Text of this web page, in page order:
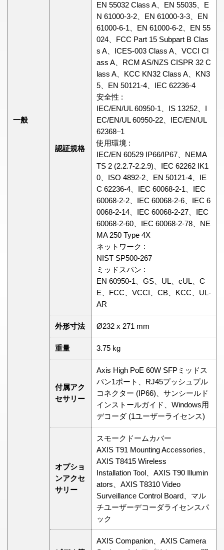
一般
認証規格
EN 55032 Class A、EN 55035、E
N 61000-3-2、EN 61000-3-3、EN
61000-6-1、EN 61000-6-2、EN 55
024、FCC Part 15 Subpart B Clas
s A、ICES-003 Class A、VCCI Cl
ass A、RCM AS/NZS CISPR 32 C
lass A、KCC KN32 Class A、KN3
5、EN 50121-4、IEC 62236-4
安全性 :
IEC/EN/UL 60950-1、IS 13252、I
EC/EN/UL 60950-22、IEC/EN/UL
62368‒1
使用環境 :
IEC/EN 60529 IP66/IP67、NEMA
TS 2 (2.2.7-2.2.9)、IEC 62262 IK1
0、ISO 4892-2、EN 50121-4、IE
C 62236-4、IEC 60068-2-1、IEC
60068-2-2、IEC 60068-2-6、IEC 6
0068-2-14、IEC 60068-2-27、IEC
60068-2-60、IEC 60068-2-78、NE
MA 250 Type 4X
ネットワーク :
NIST SP500-267
ミッドスパン :
EN 60950-1、GS、UL、cUL、C
E、FCC、VCCI、CB、KCC、UL-
AR
外形寸法 Ø232 x 271 mm
重量 3.75 kg
付属アク
セサリー
Axis High PoE 60W SFPミッドス
パン1ポート、RJ45プッシュプル
コネクター (IP66)、サンシールド
インストールガイド、Windows用
デコーダ (1ユーザーライセンス)
オプショ
ンアクセ
サリー
スモークドームカバー
AXIS T91 Mounting Accessories、
AXIS T8415 Wireless
Installation Tool、AXIS T90 Illumin
ators、AXIS T8310 Video
Surveillance Control Board、マル
チユーザーデコーダライセンスパ
ック
AXIS Companion、AXIS Camera